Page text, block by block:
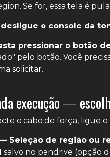
Se for, essa tela é
desligue o console da
pressionar o botão
pelo botão. Você
solicitar.
execução —
o cabo de força, ligue
Seleção de região ou
salvo no pendrive (opção